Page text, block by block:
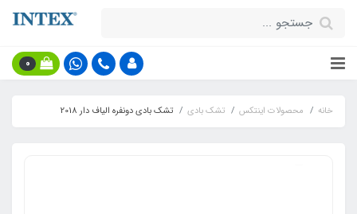
0
خانه محصولات اینتکس تشک بادی تشک بادی دونفره الیاف دار 2018